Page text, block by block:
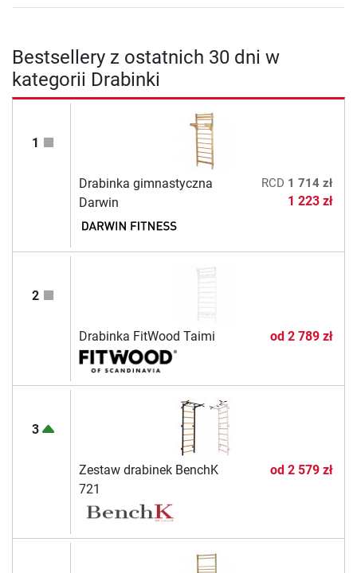
Bestsellery z ostatnich 30 dni w
kategorii Drabinki
1
Drabinka gimnastyczna
Darwin
RCD 1 714 zł
1 223 zł
2
Drabinka FitWood Taimi od 2 789 zł
3
Zestaw drabinek BenchK
721
od 2 579 zł